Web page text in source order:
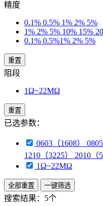
精度
0.1% 0.5% 1% 2% 5%
1% 2% 5% 10% 15%
0.1% 0.5%1% 2% 5%
重置
阻段
1Ω~22MΩ
重置
已选参数：
0603（1608）
1210（3225） 2010（
1Ω~22MΩ
全部重置 一键筛选
搜索结果： 5个